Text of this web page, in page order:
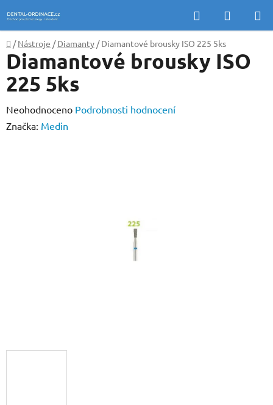
na
obsah
Hledat
KOŠÍK
Domů
/ Nástroje / Diamanty / Diamantové brousky ISO 225 5ks
Diamantové brousky ISO
225 5ks
Průměrné
hodnocení
Neohodnoceno Podrobnosti hodnocení
Značka: Medin